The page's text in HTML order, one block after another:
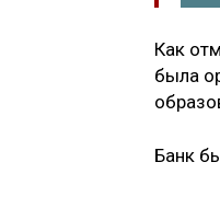
Как
была
Банк